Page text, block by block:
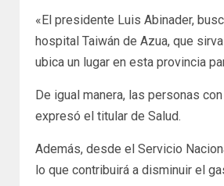
«El presidente Luis Abinader,
hospital Taiwán de Azua, que
ubica un lugar en esta provincia
De igual manera, las personas
expresó el titular de Salud.
Además, desde el Servicio
lo que contribuirá a disminuir el